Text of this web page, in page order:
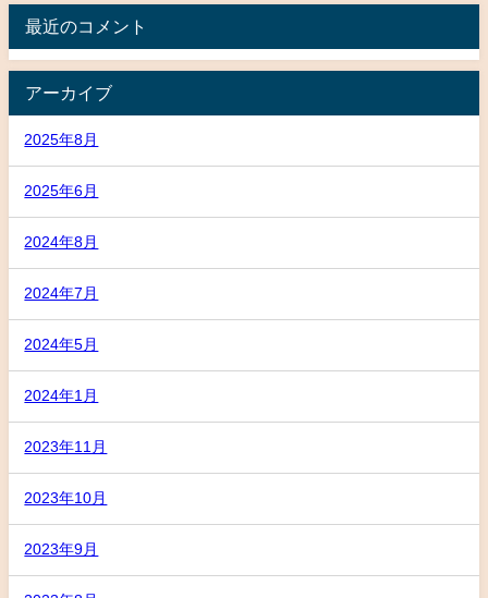
最近のコメント
アーカイブ
2025年8月
2025年6月
2024年8月
2024年7月
2024年5月
2024年1月
2023年11月
2023年10月
2023年9月